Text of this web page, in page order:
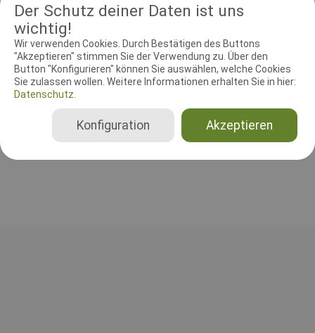
Der Schutz deiner Daten ist uns
wichtig!
Wir verwenden Cookies. Durch Bestätigen des Buttons
"Akzeptieren" stimmen Sie der Verwendung zu. Über den
Button "Konfigurieren" können Sie auswählen, welche Cookies
Sie zulassen wollen. Weitere Informationen erhalten Sie in hier:
Datenschutz.
Akzeptieren
Konfiguration
RICHTER UND HELFER
Agilityrichter
Deutschland